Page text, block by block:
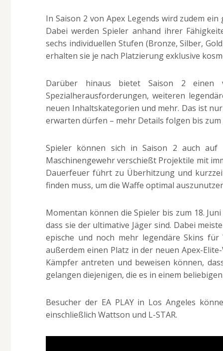
In Saison 2 von Apex Legends wird zudem
Dabei werden Spieler anhand ihrer
sechs individuellen Stufen (Bronze, Silber,
erhalten sie je nach Platzierung exklusive
Darüber hinaus bietet Saison 2 einen
Spezialherausforderungen, weiteren
neuen Inhaltskategorien und mehr. Das ist
erwarten dürfen – mehr Details folgen bis zum
Spieler können sich in Saison 2 auch auf
Maschinengewehr verschießt Projektile mit
Dauerfeuer führt zu Überhitzung und
finden muss, um die Waffe optimal
Momentan können die Spieler bis zum 18.
dass sie der ultimative Jäger sind. Dabei
epische und noch mehr legendäre Skins
außerdem einen Platz in der neuen Apex-
Kämpfer antreten und beweisen können,
gelangen diejenigen, die es in einem
Besucher der EA PLAY in Los Angeles
einschließlich Wattson und L-STAR.